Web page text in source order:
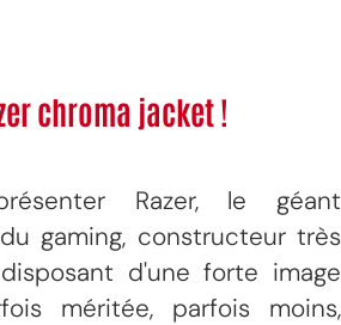
chroma jacket !
Razer, le géant
gaming, constructeur très
d'une forte image
méritée, parfois moins,